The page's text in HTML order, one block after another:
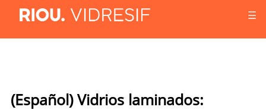
☰
(Español) Vidrios laminados: